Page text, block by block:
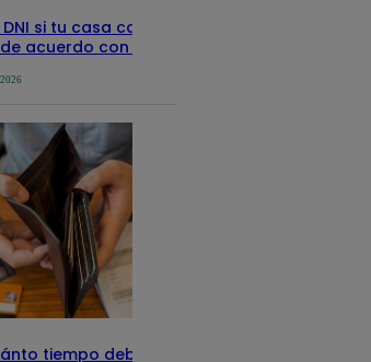
si tu casa califica
acuerdo con el Sisfoh
tiempo debe pasar